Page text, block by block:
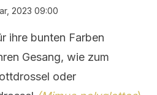
2023 09:00
ihre bunten Farben
Gesang, wie zum
oder